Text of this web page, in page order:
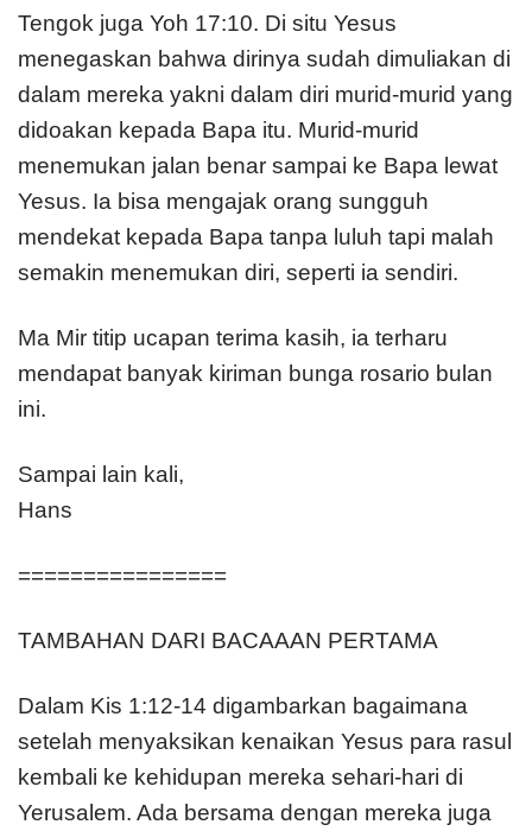
Tengok juga Yoh 17:10. Di situ Yesus
menegaskan bahwa dirinya sudah dimuliakan di
dalam mereka yakni dalam diri murid-murid yang
didoakan kepada Bapa itu. Murid-murid
menemukan jalan benar sampai ke Bapa lewat
Yesus. Ia bisa mengajak orang sungguh
mendekat kepada Bapa tanpa luluh tapi malah
semakin menemukan diri, seperti ia sendiri.
Ma Mir titip ucapan terima kasih, ia terharu
mendapat banyak kiriman bunga rosario bulan
ini.
Sampai lain kali,
Hans
================
TAMBAHAN DARI BACAAAN PERTAMA
Dalam Kis 1:12-14 digambarkan bagaimana
setelah menyaksikan kenaikan Yesus para rasul
kembali ke kehidupan mereka sehari-hari di
Yerusalem. Ada bersama dengan mereka juga